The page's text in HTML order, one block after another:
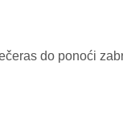
do ponoći